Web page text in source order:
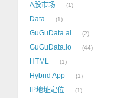
A股市场 1
Data 1
GuGuData.ai 2
GuGuData.io 44
HTML 1
Hybrid App 1
IP地址定位 1